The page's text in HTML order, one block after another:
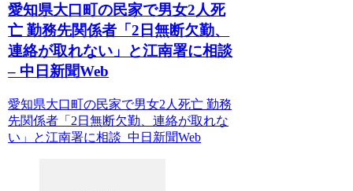
愛知県大口町の民家で男女2人死
亡 勤務先関係者「2日無断欠勤、
連絡が取れない」と江南署に相談
– 中日新聞Web
愛知県大口町の民家で男女2人死亡 勤務
先関係者「2日無断欠勤、連絡が取れな
い」と江南署に相談 中日新聞Web